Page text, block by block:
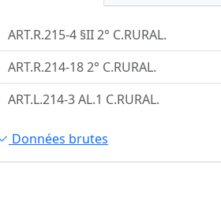
ART.R.215-4 §II 2° C.RURAL.
ART.R.214-18 2° C.RURAL.
ART.L.214-3 AL.1 C.RURAL.
Données brutes